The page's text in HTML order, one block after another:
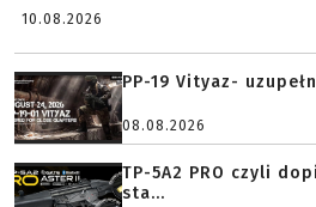
10.08.2026
PP-19 Vityaz-
08.08.2026
TP-5A2 PRO czyli
sta...